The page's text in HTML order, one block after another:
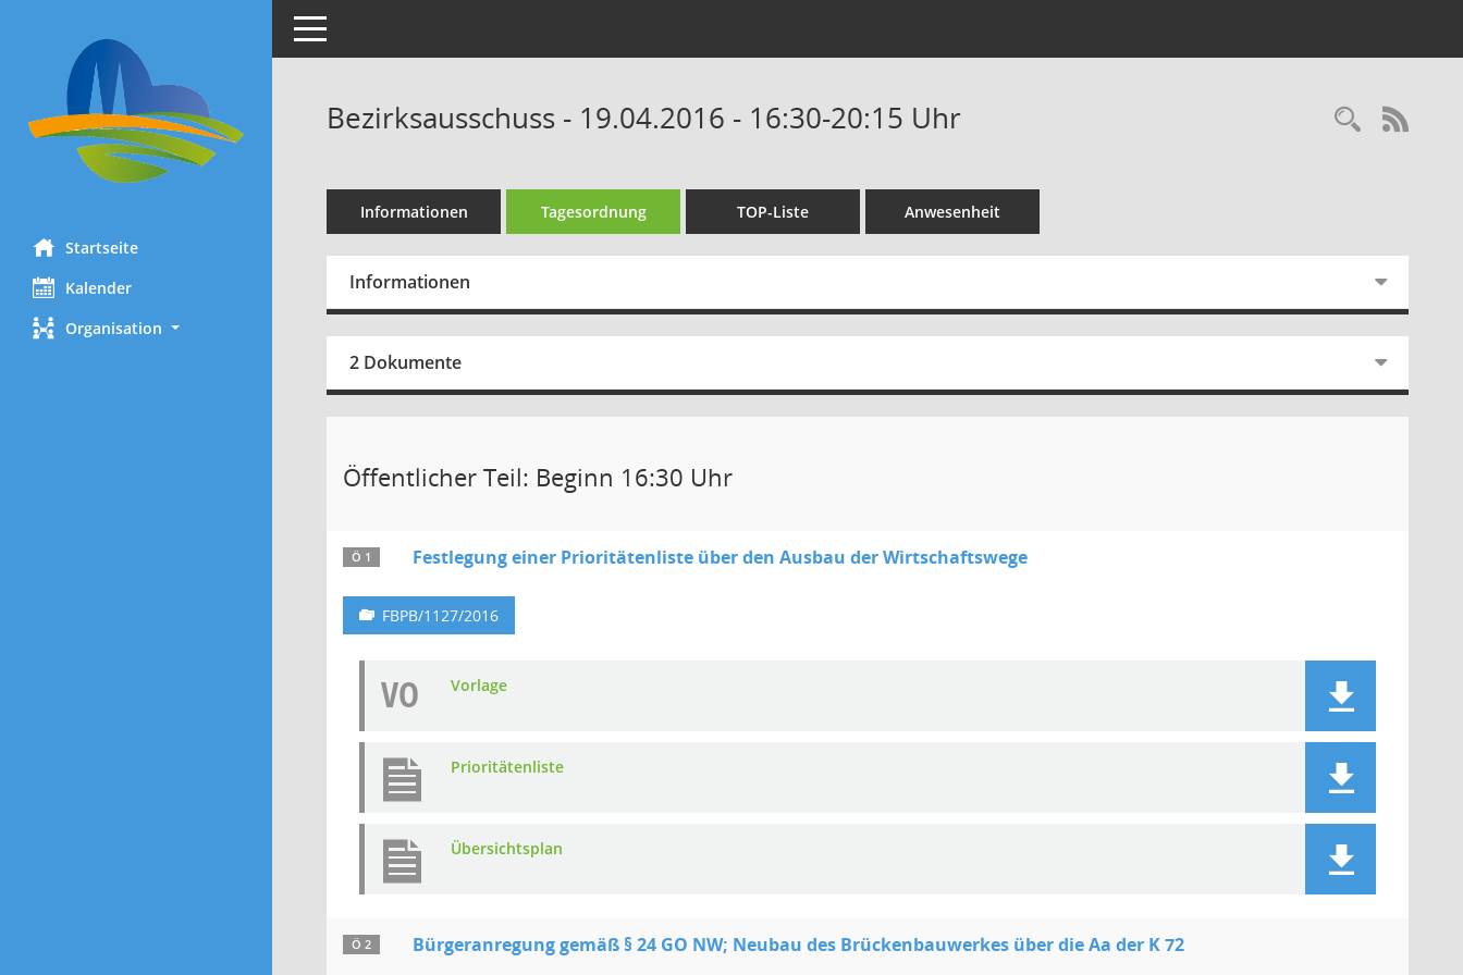
Startseite
Kalender
Organisation
Toggle navigation
Bezirksausschuss - 19.04.2016 - 16:30-20:15 Uhr
Informationen Tagesordnung TOP-Liste Anwesenheit
Informationen
2 Dokumente
Öffentlicher Teil: Beginn 16:30 Uhr
Ö 1 Festlegung einer Prioritätenliste über den Ausbau der Wirtschaftswege
FBPB/1127/2016
VO Vorlage
Prioritätenliste
Übersichtsplan
Ö 2 Bürgeranregung gemäß § 24 GO NW; Neubau des Brückenbauwerkes über die Aa der K 72